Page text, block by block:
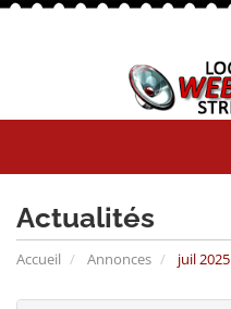
Actualités
Accueil Annonces juil 2025